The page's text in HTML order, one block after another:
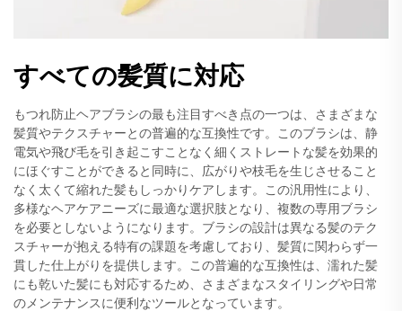
すべての髪質に対応
もつれ防止ヘアブラシの最も注目すべき点の一つは、さまざまな
髪質やテクスチャーとの普遍的な互換性です。このブラシは、静
電気や飛び毛を引き起こすことなく細くストレートな髪を効果的
にほぐすことができると同時に、広がりや枝毛を生じさせること
なく太くて縮れた髪もしっかりケアします。この汎用性により、
多様なヘアケアニーズに最適な選択肢となり、複数の専用ブラシ
を必要としないようになります。ブラシの設計は異なる髪のテク
スチャーが抱える特有の課題を考慮しており、髪質に関わらず一
貫した仕上がりを提供します。この普遍的な互換性は、濡れた髪
にも乾いた髪にも対応するため、さまざまなスタイリングや日常
のメンテナンスに便利なツールとなっています。